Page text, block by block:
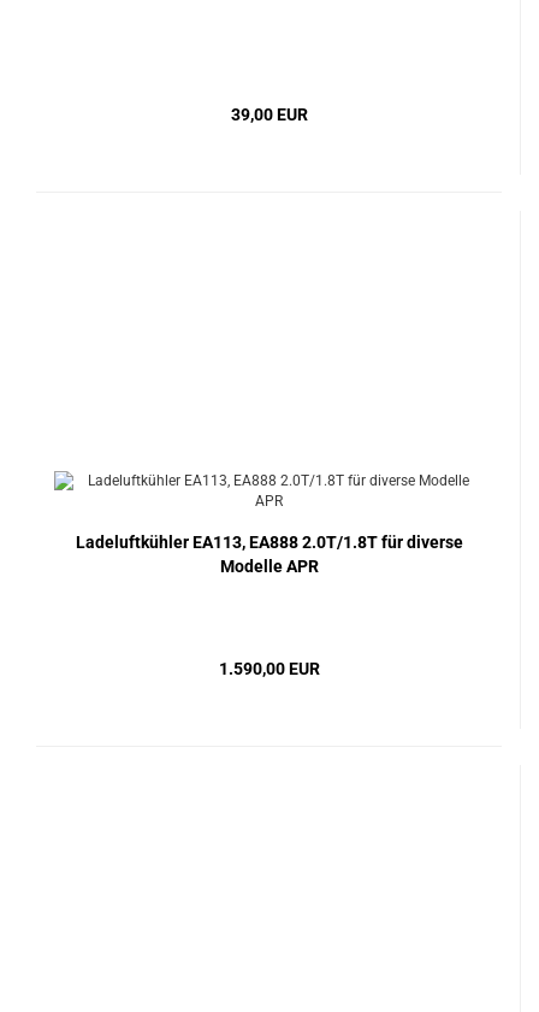
39,00 EUR
Ladeluftkühler EA113, EA888 2.0T/1.8T für diverse
Modelle APR
1.590,00 EUR